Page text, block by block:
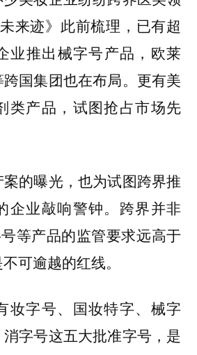
来迹》此前梳理，已有超
业推出械字号产品，欧莱
国集团也在布局。更有美
类产品，试图抢占市场先
的曝光，也为试图跨界推
企业敲响警钟。跨界并非
等产品的监管要求远高于
可逾越的红线。
妆字号、国妆特字、械字
字号这五大批准字号，是